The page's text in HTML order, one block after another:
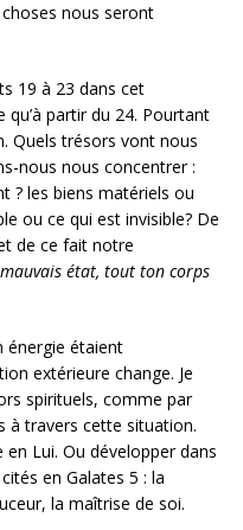
nous seront
19 à 23 dans cet
qu’à partir du 24. Pourtant
Quels trésors vont nous
nous nous concentrer :
? les biens matériels ou
ou ce qui est invisible? De
de ce fait notre
état, tout ton corps
énergie étaient
extérieure change. Je
spirituels, comme par
à travers cette situation.
Lui. Ou développer dans
en Galates 5 : la
la maîtrise de soi.